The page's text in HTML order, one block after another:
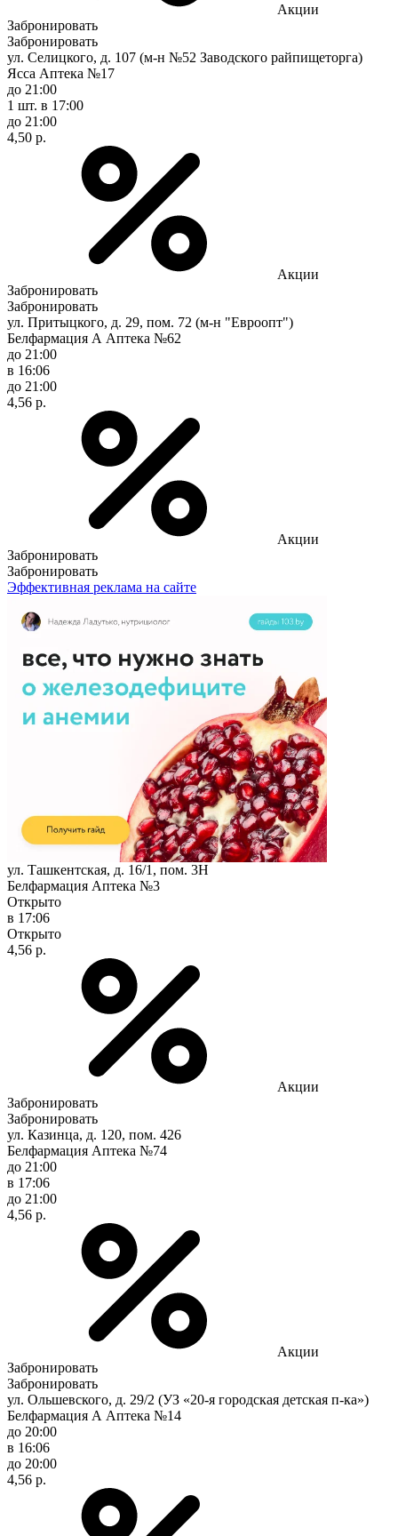
Акции
Забронировать
Забронировать
ул. Селицкого, д. 107 (м-н №52 Заводского райпищеторга)
Ясса Аптека №17
до 21:00
1 шт. в 17:00
до 21:00
4,50 р.
Акции
Забронировать
Забронировать
ул. Притыцкого, д. 29, пом. 72 (м-н "Евроопт")
Белфармация А Аптека №62
до 21:00
в 16:06
до 21:00
4,56 р.
Акции
Забронировать
Забронировать
Эффективная реклама на сайте
ул. Ташкентская, д. 16/1, пом. 3Н
Белфармация Аптека №3
Открыто
в 17:06
Открыто
4,56 р.
Акции
Забронировать
Забронировать
ул. Казинца, д. 120, пом. 426
Белфармация Аптека №74
до 21:00
в 17:06
до 21:00
4,56 р.
Акции
Забронировать
Забронировать
ул. Ольшевского, д. 29/2 (УЗ «20-я городская детская п-ка»)
Белфармация А Аптека №14
до 20:00
в 16:06
до 20:00
4,56 р.